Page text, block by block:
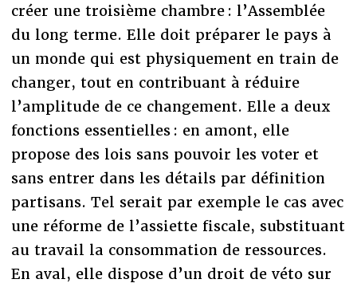
créer une troisième chambre : l’Assemblée
du long terme. Elle doit préparer le pays à
un monde qui est physiquement en train de
changer, tout en contribuant à réduire
l’amplitude de ce changement. Elle a deux
fonctions essentielles : en amont, elle
propose des lois sans pouvoir les voter et
sans entrer dans les détails par définition
partisans. Tel serait par exemple le cas avec
une réforme de l’assiette fiscale, substituant
au travail la consommation de ressources.
En aval, elle dispose d’un droit de véto sur